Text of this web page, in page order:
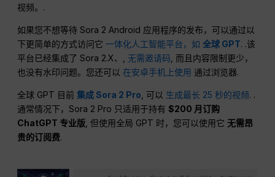
视频。.
如果您不想等待 Sora 2 Android 应用程序的发布，可以通过以
下更简单的方式访问它一体化人工智能平台，如全球 GPT. .该
平台已经集成了 Sora 2.X、, 无需邀请码 , 而且内容限制更少，
也没有水印问题。您还可以 在安卓手机上使用 通过浏览器.
全球 GPT 目前集成 Sora 2 Pro, 可以 生成最长 25 秒的视频. .
通常情况下，Sora 2 Pro 只适用于持有$200 月订购
ChatGPT 专业版, 但使用全局 GPT 时，您可以使用它 无需昂
贵的订阅费.